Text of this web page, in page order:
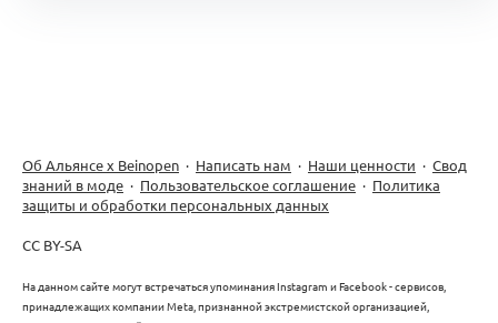
Об Альянсе х Beinopen · Написать нам · Наши ценности · Свод
знаний в моде · Пользовательское соглашение · Политика
защиты и обработки персональных данных
CC BY-SA
На данном сайте могут встречаться упоминания Instagram и Facebook - сервисов,
принадлежащих компании Meta, признанной экстремистской организацией,